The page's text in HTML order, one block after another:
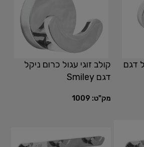
דגם
קולב זוגי עגול כרום ניקל
דגם Smiley
מק"ט: 1009